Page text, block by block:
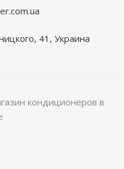
41, Украина
кондиционеров в